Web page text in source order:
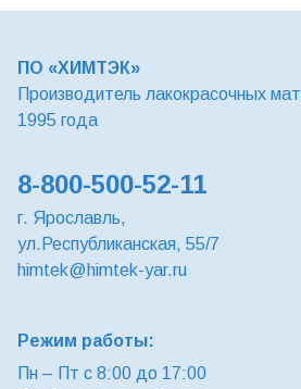
ПО «ХИМТЭК»
Производитель лакокрасочных
1995 года
8-800-500-52-11
г. Ярославль,
ул.Республиканская, 55/7
himtek@himtek-yar.ru
Режим работы:
Пн – Пт с 8:00 до 17:00